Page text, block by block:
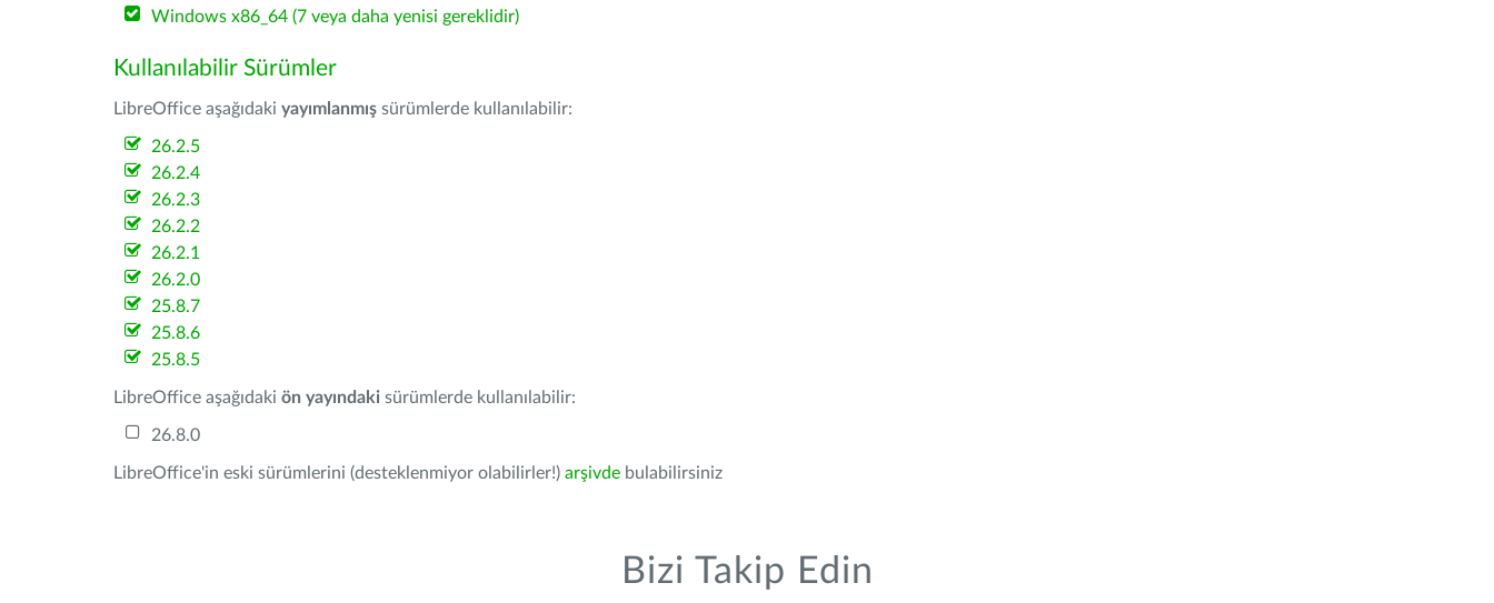
Windows x86_64 (7 veya daha yenisi gereklidir)
Kullanılabilir Sürümler
LibreOffice aşağıdaki yayımlanmış sürümlerde kullanılabilir:
26.2.5
26.2.4
26.2.3
26.2.2
26.2.1
26.2.0
25.8.7
25.8.6
25.8.5
LibreOffice aşağıdaki ön yayındaki sürümlerde kullanılabilir:
26.8.0
LibreOffice'in eski sürümlerini (desteklenmiyor olabilirler!) arşivde bulabilirsiniz
Bizi Takip Edin